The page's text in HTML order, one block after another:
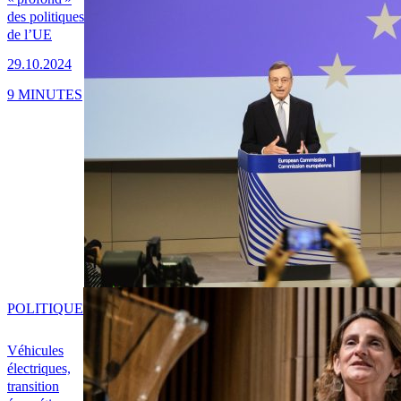
des politiques
de l’UE
29.10.2024
9 MINUTES
Véhicules
électriques,
transition
POLITIQUE